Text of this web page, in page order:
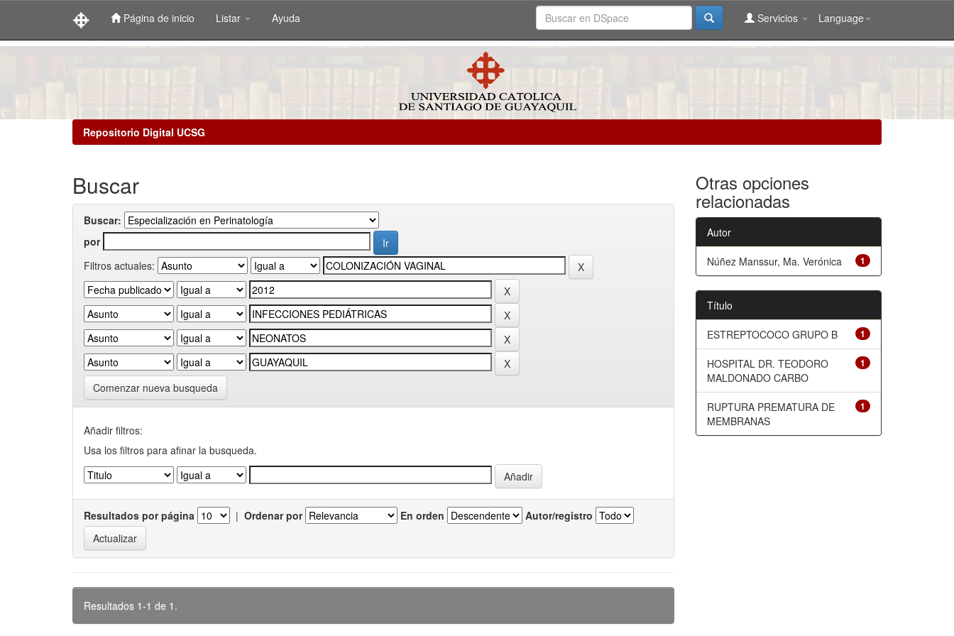
Página de inicio Listar Ayuda Language
Servicios
Repositorio Digital UCSG
Buscar
Buscar:
por
Filtros actuales:
Comenzar nueva busqueda
Añadir filtros:
Usa los filtros para afinar la busqueda.
Resultados por página | Ordenar por En orden Autor/registro
Resultados 1-1 de 1.
Otras opciones
relacionadas
Autor
1
Núñez Manssur, Ma. Verónica
Título
1
ESTREPTOCOCO GRUPO B
1
HOSPITAL DR. TEODORO
MALDONADO CARBO
1
RUPTURA PREMATURA DE
MEMBRANAS